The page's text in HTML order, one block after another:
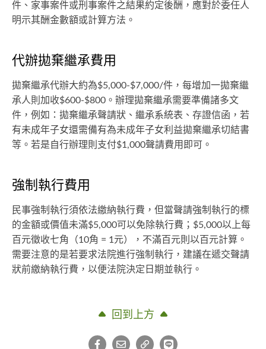
件、家事案件或刑事案件之結果約定後酬，應對於委任人
明示其酬金數額或計算方法。
代辦拋棄繼承費用
拋棄繼承代辦大約為$5,000-$7,000/件，每增加一拋棄繼
承人則加收$600-$800。辦理拋棄繼承需要準備諸多文
件，例如：拋棄繼承聲請狀、繼承系統表、存證信函，若
有未成年子女還需備有為未成年子女利益拋棄繼承切結書
等。若是自行辦理則支付$1,000聲請費用即可。
強制執行費用
民事強制執行須依法繳納執行費，但當聲請強制執行的標
的金額或價值未滿$5,000可以免除執行費；$5,000以上每
百元徵收七角（10角 = 1元），不滿百元則以百元計算。
需要注意的是若要求法院進行強制執行，建議在遞交聲請
狀前繳納執行費，以便法院決定日期並執行。
回到上方